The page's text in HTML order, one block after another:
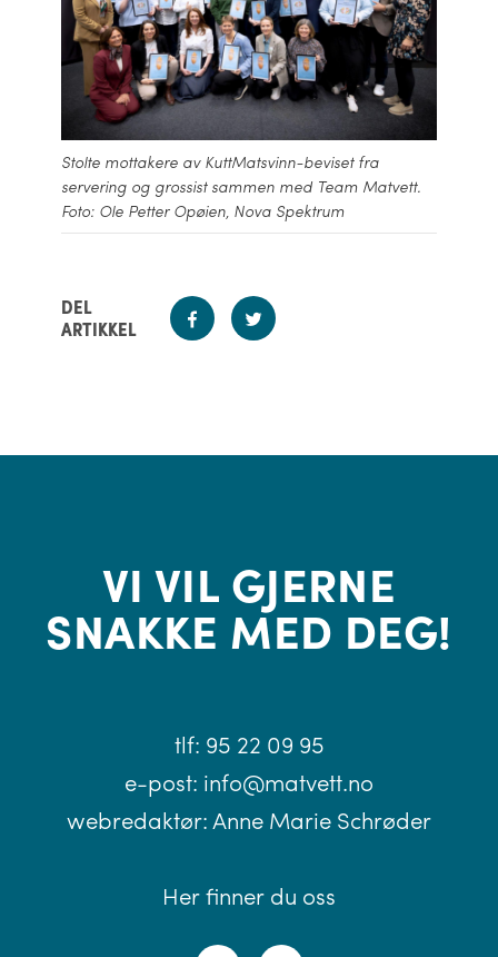
Stolte mottakere av KuttMatsvinn-beviset fra
servering og grossist sammen med Team Matvett.
Foto: Ole Petter Opøien, Nova Spektrum
DEL
ARTIKKEL
VI VIL GJERNE
SNAKKE MED DEG!
tlf: 95 22 09 95
e-post: info@matvett.no
webredaktør:Anne Marie Schrøder
Her finner du oss